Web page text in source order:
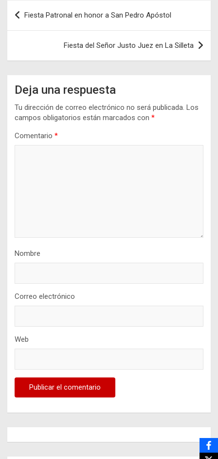
Navegación
de
Fiesta Patronal en honor a San Pedro Apóstol
Fiesta del Señor Justo Juez en La Silleta
Deja una respuesta
Tu dirección de correo electrónico no será publicada. Los
campos obligatorios están marcados con *
Comentario *
Nombre
Correo electrónico
Web